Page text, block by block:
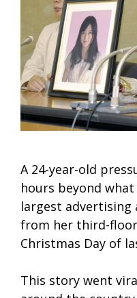
A 24-year-old
hours beyond
largest advertising
from her third-
Christmas Day of
This story went